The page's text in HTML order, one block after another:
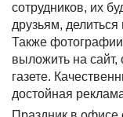
сотрудников, их
друзьям,
Также
выложить на сайт,
газете.
достойная